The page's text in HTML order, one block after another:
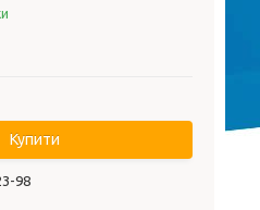
Купити
98